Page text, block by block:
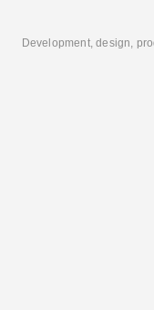
Development, design,